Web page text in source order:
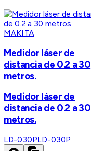
MAKITA
Medidor láser de
distancia de 0.2 a 30
metros.
Medidor láser de
distancia de 0.2 a 30
metros.
LD-030PLD-030P